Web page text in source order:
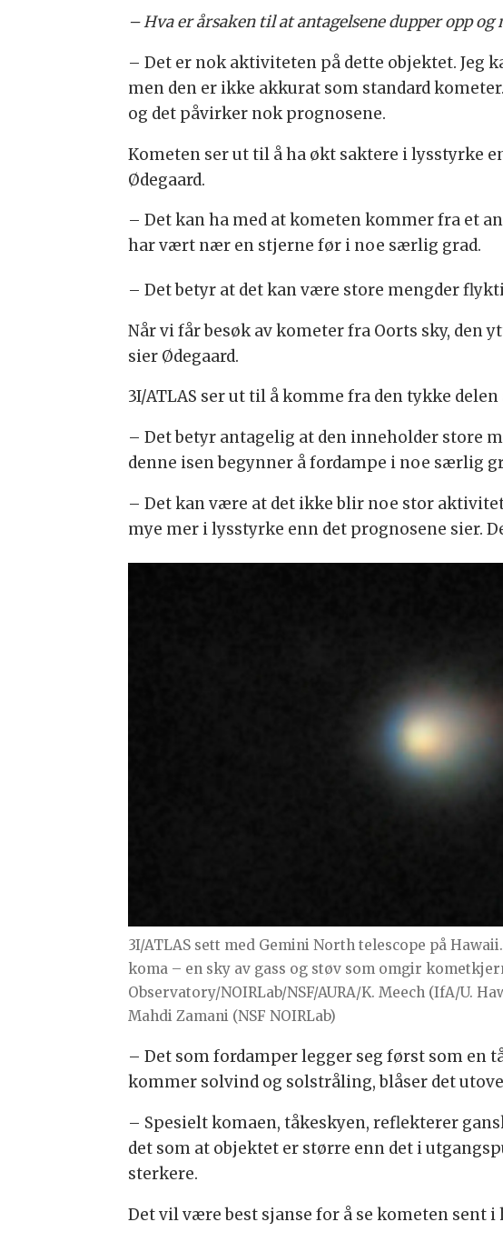
– Hva er årsaken til at antagelsene dupper opp og
– Det er nok aktiviteten på dette objektet. Jeg
men den er ikke akkurat som standard
og det påvirker nok prognosene.
Kometen ser ut til å ha økt saktere i lysstyrke
Ødegaard.
– Det kan ha med at kometen kommer fra et
har vært nær en stjerne før i noe særlig grad.
– Det betyr at det kan være store mengder
Når vi får besøk av kometer fra Oorts sky, den
sier Ødegaard.
3I/ATLAS ser ut til å komme fra den tykke
– Det betyr antagelig at den inneholder store
denne isen begynner å fordampe i noe særlig
– Det kan være at det ikke blir noe stor
mye mer i lysstyrke enn det prognosene sier.
3I/ATLAS sett med Gemini North telescope på
koma – en sky av gass og støv som omgir
Observatory/NOIRLab/NSF/AURA/K. Meech (IfA/U.
Mahdi Zamani (NSF NOIRLab)
– Det som fordamper legger seg først som en
kommer solvind og solstråling, blåser det
– Spesielt komaen, tåkeskyen, reflekterer
det som at objektet er større enn det i
sterkere.
Det vil være best sjanse for å se kometen sent i